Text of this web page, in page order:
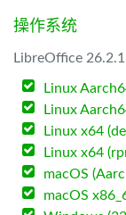
操作系统
LibreOffice
Linux
Linux
Linux x64
Linux x64
macOS
macOS